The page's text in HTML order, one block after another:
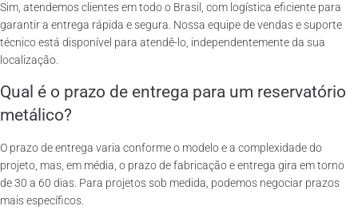
Sim, atendemos clientes em todo o Brasil, com logística eficiente para
garantir a entrega rápida e segura. Nossa equipe de vendas e suporte
técnico está disponível para atendê-lo, independentemente da sua
localização.
Qual é o prazo de entrega para um reservatório
metálico?
O prazo de entrega varia conforme o modelo e a complexidade do
projeto, mas, em média, o prazo de fabricação e entrega gira em torno
de 30 a 60 dias. Para projetos sob medida, podemos negociar prazos
mais específicos.